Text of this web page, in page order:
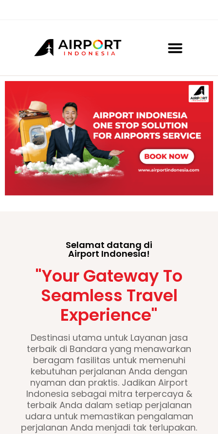
Selamat datang di
Airport Indonesia!
"Your Gateway To
Seamless Travel
Experience"
Destinasi utama untuk Layanan jasa
terbaik di Bandara yang menawarkan
beragam fasilitas untuk memenuhi
kebutuhan perjalanan Anda dengan
nyaman dan praktis. Jadikan Airport
Indonesia sebagai mitra terpercaya &
terbaik Anda dalam setiap perjalanan
udara untuk memastikan pengalaman
perjalanan Anda menjadi tak terlupakan.